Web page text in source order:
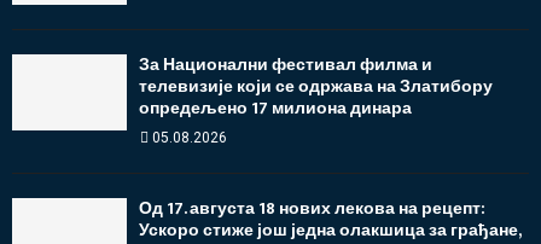
За Национални фестивал филма и
телевизије који се одржава на Златибору
опредељено 17 милиона динара
05.08.2026
Од 17. августа 18 нових лекова на рецепт:
Ускоро стиже још једна олакшица за грађане,